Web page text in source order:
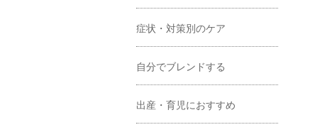
症状・対策別のケア
自分でブレンドする
出産・育児におすすめ